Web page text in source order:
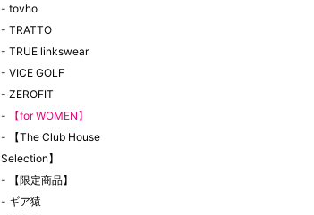
- tovho
- TRATTO
- TRUE linkswear
- VICE GOLF
- ZEROFIT
-
【for WOMEN】
-
【The Club House
Selection】
-
【限定商品】
- ギア猿